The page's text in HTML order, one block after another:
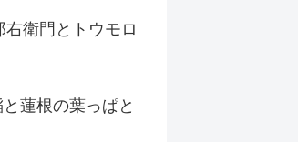
衛門とトウモロ
蓮根の葉っぱと